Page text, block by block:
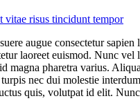
augue consectetur
laoreet euismod. Nunc vel
magna pharetra varius.
nec dui molestie
quis, volutpat id elit.